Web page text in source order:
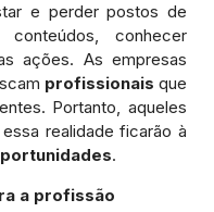
e perder postos de
conteúdos, conhecer
ações. As empresas
profissionais que
Portanto, aqueles
realidade ficarão à
.
a profissão